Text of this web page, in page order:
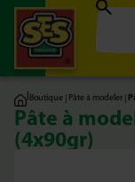
|Boutique | Pâte à modeler |
Pâte à
(4x90gr)